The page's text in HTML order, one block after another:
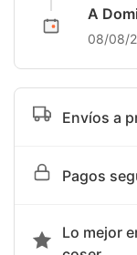
A
08/08/
Envíos a
terrestre:Pagos
Lo mejor